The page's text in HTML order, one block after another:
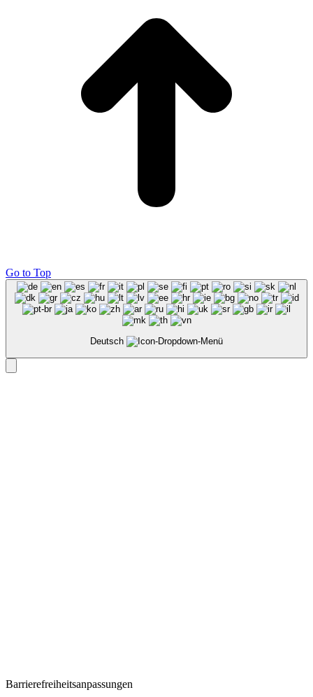
Go to Top
Deutsch
Barrierefreiheitsanpassungen